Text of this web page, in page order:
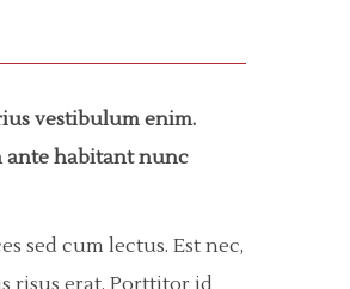
vestibulum enim.
ante habitant nunc
sed cum lectus. Est nec,
risus erat. Porttitor id